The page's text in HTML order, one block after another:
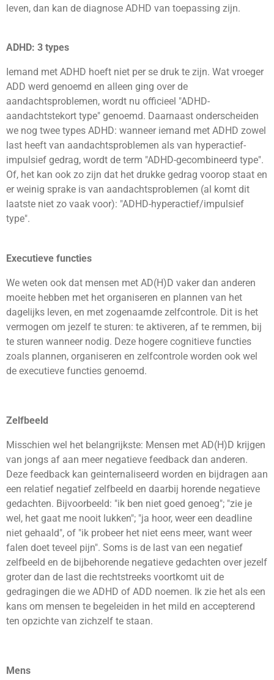
leven, dan kan de diagnose ADHD van toepassing zijn.
ADHD: 3 types
Iemand met ADHD hoeft niet per se druk te zijn. Wat vroeger
ADD werd genoemd en alleen ging over de
aandachtsproblemen, wordt nu officieel "ADHD-
aandachtstekort type" genoemd. Daarnaast onderscheiden
we nog twee types ADHD: wanneer iemand met ADHD zowel
last heeft van aandachtsproblemen als van hyperactief-
impulsief gedrag, wordt de term "ADHD-gecombineerd type".
Of, het kan ook zo zijn dat het drukke gedrag voorop staat en
er weinig sprake is van aandachtsproblemen (al komt dit
laatste niet zo vaak voor): "ADHD-hyperactief/impulsief
type".
Executieve functies
We weten ook dat mensen met AD(H)D vaker dan anderen
moeite hebben met het organiseren en plannen van het
dagelijks leven, en met zogenaamde zelfcontrole. Dit is het
vermogen om jezelf te sturen: te aktiveren, af te remmen, bij
te sturen wanneer nodig. Deze hogere cognitieve functies
zoals plannen, organiseren en zelfcontrole worden ook wel
de executieve functies genoemd.
Zelfbeeld
Misschien wel het belangrijkste: Mensen met AD(H)D krijgen
van jongs af aan meer negatieve feedback dan anderen.
Deze feedback kan geinternaliseerd worden en bijdragen aan
een relatief negatief zelfbeeld en daarbij horende negatieve
gedachten. Bijvoorbeeld: "ik ben niet goed genoeg"; "zie je
wel, het gaat me nooit lukken"; "ja hoor, weer een deadline
niet gehaald", of "ik probeer het niet eens meer, want weer
falen doet teveel pijn". Soms is de last van een negatief
zelfbeeld en de bijbehorende negatieve gedachten over jezelf
groter dan de last die rechtstreeks voortkomt uit de
gedragingen die we ADHD of ADD noemen. Ik zie het als een
kans om mensen te begeleiden in het mild en accepterend
ten opzichte van zichzelf te staan.
Mens